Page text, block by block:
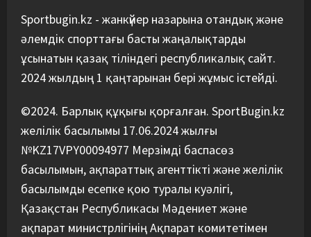
5
құрамасының бас бапкері
тағайындалды
Sportbugin.kz - жанкүйер назарына отандық және
әлемдік спорттағы басты жаңалықтарды
ұсынатын қазақ тіліндегі республикалық сайт.
2024 жылдың 1 қаңтарынан бері жұмыс істейді.
©2024. Барлық құқығы қорғалған. SportBugin.kz
желілік басылымы 17.06.2024 жылғы
№KZ17VPY00094977 Мерзімді баспасөз
басылымын, ақпараттық агенттікті және желілік
басылымды есепке қою туралы куәлігі,
Қазақстан Республикасы Мәдениет және
ақпарат министрлігінің Ақпарат комитетімен